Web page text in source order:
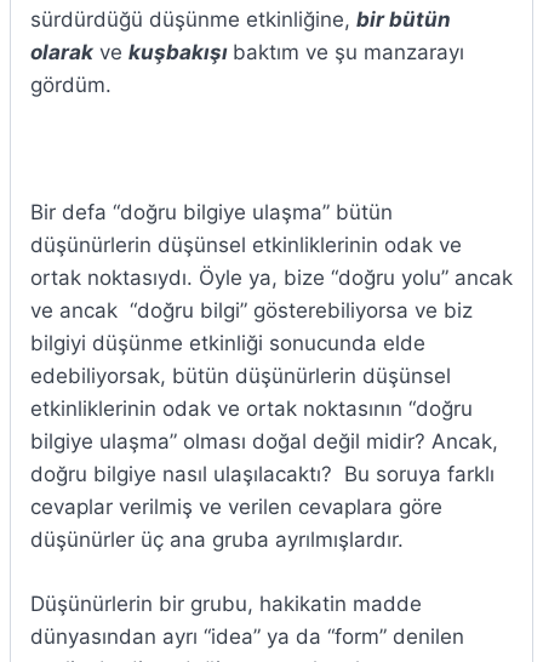
sürdürdüğü düşünme etkinliğine, bir bütün
olarak ve kuşbakışı baktım ve şu manzarayı
gördüm.
Bir defa “doğru bilgiye ulaşma” bütün
düşünürlerin düşünsel etkinliklerinin odak ve
ortak noktasıydı. Öyle ya, bize “doğru yolu” ancak
ve ancak “doğru bilgi” gösterebiliyorsa ve biz
bilgiyi düşünme etkinliği sonucunda elde
edebiliyorsak, bütün düşünürlerin düşünsel
etkinliklerinin odak ve ortak noktasının “doğru
bilgiye ulaşma” olması doğal değil midir? Ancak,
doğru bilgiye nasıl ulaşılacaktı? Bu soruya farklı
cevaplar verilmiş ve verilen cevaplara göre
düşünürler üç ana gruba ayrılmışlardır.
Düşünürlerin bir grubu, hakikatin madde
dünyasından ayrı “idea” ya da “form” denilen